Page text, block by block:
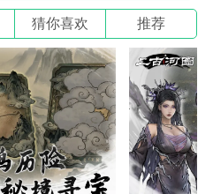
猜你喜欢 推荐